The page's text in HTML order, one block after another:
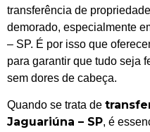
transferência de
demorado, especialmente
– SP. É por isso que
para garantir que tudo seja
sem dores de cabeça.
Quando se trata de
Jaguariúna – SP, é